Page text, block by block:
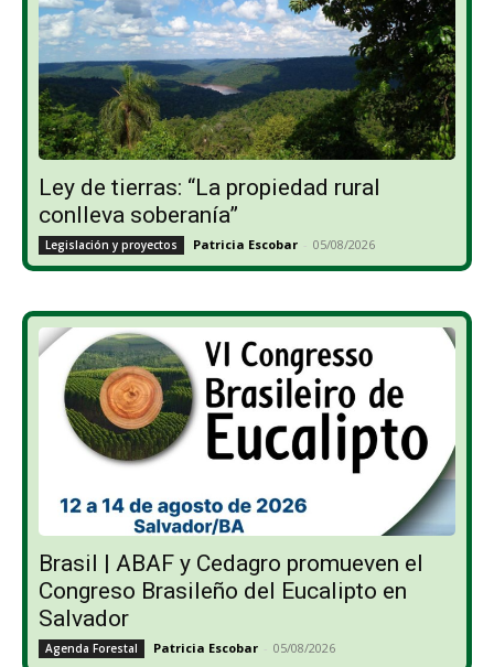
Ley de tierras: “La propiedad rural
conlleva soberanía”
Legislación y proyectos Patricia Escobar - 05/08/2026
Brasil | ABAF y Cedagro promueven el
Congreso Brasileño del Eucalipto en
Salvador
Agenda Forestal Patricia Escobar - 05/08/2026